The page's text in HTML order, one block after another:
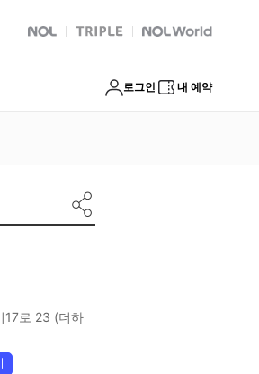
NOL 트리플 Global Interpark
로그인 내 예약
17로 23 (더하